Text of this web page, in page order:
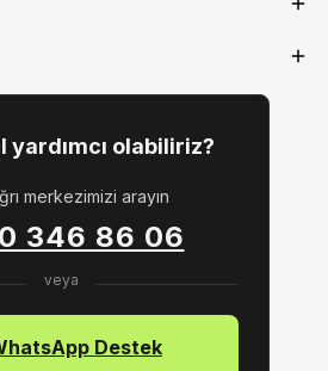
yardımcı olabiliriz?
merkezimizi arayın
346 86 06
Destek